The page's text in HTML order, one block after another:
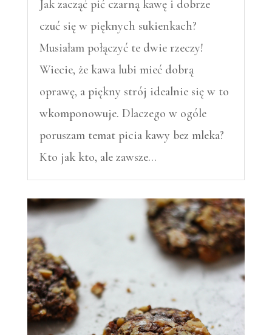
Jak zacząć pić czarną kawę i dobrze
czuć się w pięknych sukienkach?
Musiałam połączyć te dwie rzeczy!
Wiecie, że kawa lubi mieć dobrą
oprawę, a piękny strój idealnie się w to
wkomponowuje. Dlaczego w ogóle
poruszam temat picia kawy bez mleka?
Kto jak kto, ale zawsze…